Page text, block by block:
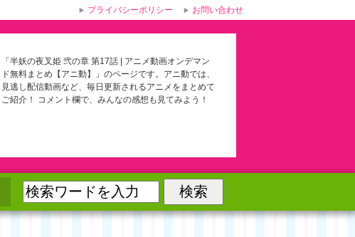
「半妖の夜叉姫 弐の章 第17話 | アニメ動画オンデマン
ド無料まとめ【アニ動】」のページです。アニ動では、
見逃し配信動画など、毎日更新されるアニメをまとめて
ご紹介！ コメント欄で、みんなの感想も見てみよう！
プライバシーポリシー お問い合わせ